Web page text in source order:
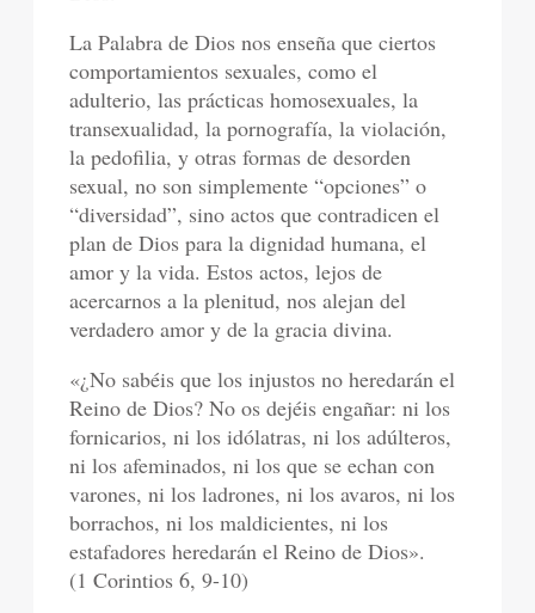
La Palabra de Dios nos enseña que ciertos
comportamientos sexuales, como el
adulterio, las prácticas homosexuales, la
transexualidad, la pornografía, la violación,
la pedofilia, y otras formas de desorden
sexual, no son simplemente “opciones” o
“diversidad”, sino actos que contradicen el
plan de Dios para la dignidad humana, el
amor y la vida. Estos actos, lejos de
acercarnos a la plenitud, nos alejan del
verdadero amor y de la gracia divina.
«¿No sabéis que los injustos no heredarán el
Reino de Dios? No os dejéis engañar: ni los
fornicarios, ni los idólatras, ni los adúlteros,
ni los afeminados, ni los que se echan con
varones, ni los ladrones, ni los avaros, ni los
borrachos, ni los maldicientes, ni los
estafadores heredarán el Reino de Dios».
(1 Corintios 6, 9-10)